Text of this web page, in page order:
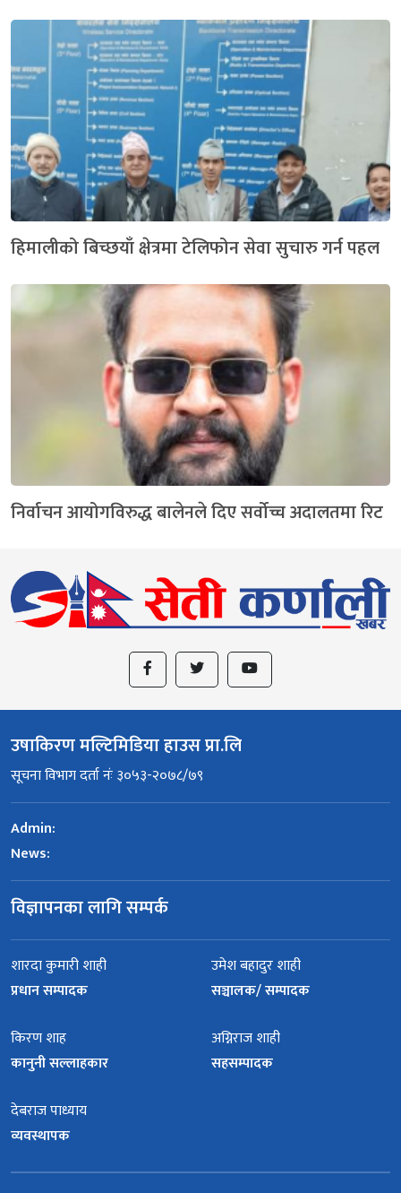
हिमालीको बिच्छयाँ क्षेत्रमा टेलिफोन सेवा सुचारु गर्न पहल
निर्वाचन आयोगविरुद्ध बालेनले दिए सर्वोच्च अदालतमा रिट
उषाकिरण मल्टिमिडिया हाउस प्रा.लि
सूचना विभाग दर्ता नंः ३०५३-२०७८/७९
Admin:
News:
विज्ञापनका लागि सम्पर्क
शारदा कुमारी शाही
प्रधान सम्पादक
उमेश बहादुर शाही
सञ्चालक/ सम्पादक
किरण शाह
कानुनी सल्लाहकार
अग्निराज शाही
सहसम्पादक
देबराज पाध्याय
व्यवस्थापक